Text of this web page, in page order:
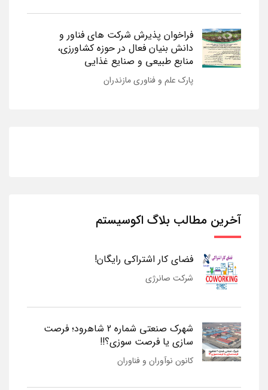
فراخوان پذیرش شرکت های فناور و
دانش بنیان فعال در حوزه کشاورزی،
منابع طبیعی و صنایع غذایی
پارک علم و فناوری مازندران
آخرین مطالب بلاگ اکوسیستم
فضای کار اشتراکی رایگان!
شرکت صانرژی
شهرک صنعتی شماره 2 شاهرود؛ فرصت
سازی یا فرصت سوزی؟!!
کانون نوآوران و فناوران